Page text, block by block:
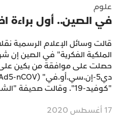
علوم
في الصين.. أول براءة
قالت وسائل الإعلام الرسمية
الملكية الفكرية" في الصين
حصلت على موافقة من بكين على
"كوفيد-19". وقالت صحيفة "الشعب اليومية" الرسمية...
17 أغسطس 2020